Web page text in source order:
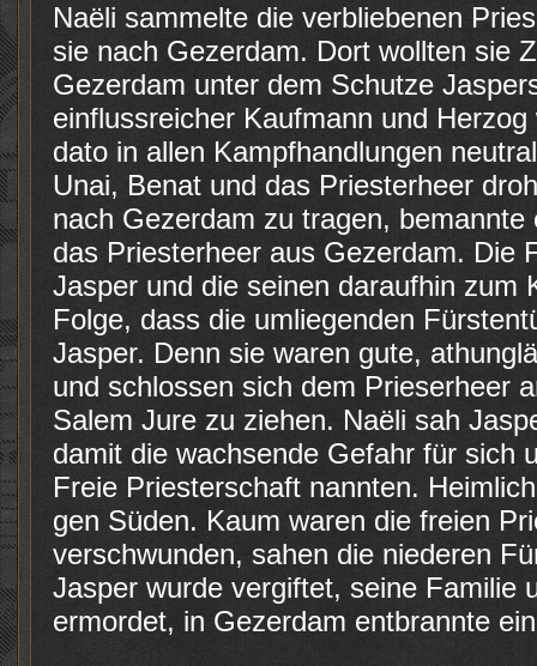
Naëli sammelte die verbliebenen
sie nach Gezerdam. Dort wollten sie
Gezerdam unter dem Schutze
einflussreicher Kaufmann und
dato in allen Kampfhandlungen
Unai, Benat und das Priesterheer
nach Gezerdam zu tragen,
das Priesterheer aus Gezerdam. Die
Jasper und die seinen daraufhin zum
Folge, dass die umliegenden
Jasper. Denn sie waren gute,
und schlossen sich dem Prieserheer
Salem Jure zu ziehen. Naëli sah
damit die wachsende Gefahr für sich
Freie Priesterschaft nannten.
gen Süden. Kaum waren die freien
verschwunden, sahen die niederen
Jasper wurde vergiftet, seine Familie
ermordet, in Gezerdam entbrannte